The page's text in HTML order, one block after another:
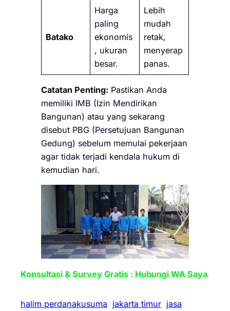
Batako
Harga
paling
ekonomis
, ukuran
besar.
Lebih
mudah
retak,
menyerap
panas.
Catatan Penting: Pastikan Anda
memiliki IMB (Izin Mendirikan
Bangunan) atau yang sekarang
disebut PBG (Persetujuan Bangunan
Gedung) sebelum memulai pekerjaan
agar tidak terjadi kendala hukum di
kemudian hari.
Konsultasi & Survey Gratis : Hubungi WA Saya
halim perdanakusuma jakarta timur jasa